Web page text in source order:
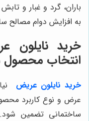
باران، گرد و غبار و
به افزایش دوام مصالح
خرید نایلون
انتخاب
خرید نایلون عریض
عرض و نوع کاربرد
ساختمانی تضمین